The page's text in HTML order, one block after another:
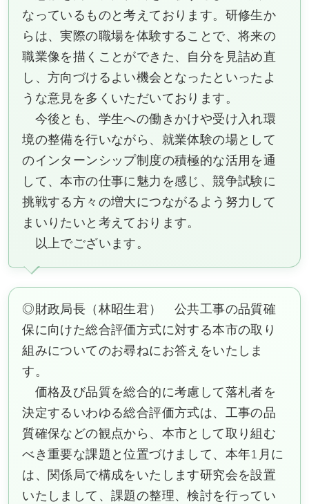
なっているものと考えております。研修生か
らは、実際の職場を体験することで、将来の
職業像を描くことができた、自分を見詰め直
し、方向づけるよい機会となったといったよ
うな意見を多くいただいております。
今後とも、学生への働きかけや受け入れ環
境の整備を行いながら、就業体験の場として
のインターンシップ制度の積極的な活用を通
して、本市の仕事に魅力を感じ、競争試験に
挑戦する方々の増大につながるよう努力して
まいりたいと考えております。
以上でございます。
◎財政局長（林昭生君） 公共工事の品質確
保に向けた総合評価方式に対する本市の取り
組みについてのお尋ねにお答えをいたしま
す。
価格及び品質を総合的に考慮して落札者を
決定するいわゆる総合評価方式は、工事の品
質確保などの観点から、本市として取り組む
べき重要な課題と位置づけまして、本年1月に
は、関係局で構成をいたします研究会を設置
いたしまして、課題の整理、検討を行ってい